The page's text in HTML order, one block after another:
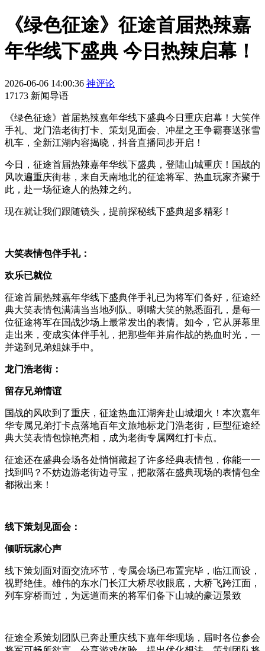
《绿色征途》征途首届热辣嘉
年华线下盛典 今日热辣启幕！
2026-06-06 14:00:36 神评论
17173 新闻导语
《绿色征途》首届热辣嘉年华线下盛典今日重庆启幕！大笑伴
手礼、龙门浩老街打卡、策划见面会、冲星之王争霸赛送张雪
机车，全新江湖内容揭晓，抖音直播同步开启！
今日，征途首届热辣嘉年华线下盛典，登陆山城重庆！国战的
风吹遍重庆街巷，来自天南地北的征途将军、热血玩家齐聚于
此，赴一场征途人的热辣之约。
现在就让我们跟随镜头，提前探秘线下盛典超多精彩！
大笑表情包伴手礼：
欢乐已就位
征途首届热辣嘉年华线下盛典伴手礼已为将军们备好，征途经
典大笑表情包满满当当地列队。咧嘴大笑的熟悉面孔，是每一
位征途将军在国战沙场上最常发出的表情。如今，它从屏幕里
走出来，变成实体伴手礼，把那些年并肩作战的热血时光，一
并递到兄弟姐妹手中。
龙门浩老街：
留存兄弟情谊
国战的风吹到了重庆，征途热血江湖奔赴山城烟火！本次嘉年
华专属兄弟打卡点落地百年文旅地标龙门浩老街，巨型征途经
典大笑表情包惊艳亮相，成为老街专属网红打卡点。
征途还在盛典会场各处悄悄藏起了许多经典表情包，你能一一
找到吗？不妨边游老街边寻宝，把散落在盛典现场的表情包全
都揪出来！
线下策划见面会：
倾听玩家心声
线下策划面对面交流环节，专属会场已布置完毕，临江而设，
视野绝佳。雄伟的东水门长江大桥尽收眼底，大桥飞跨江面，
列车穿桥而过，为远道而来的将军们备下山城的豪迈景致
征途全系策划团队已奔赴重庆线下嘉年华现场，届时各位参会